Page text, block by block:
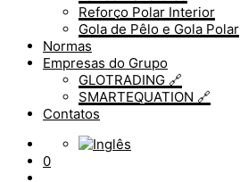
Reforço Polar Interior
Gola de Pêlo e Gola Polar
Normas
Empresas do Grupo
GLOTRADING 🔗
SMARTEQUATION 🔗
Contatos
0